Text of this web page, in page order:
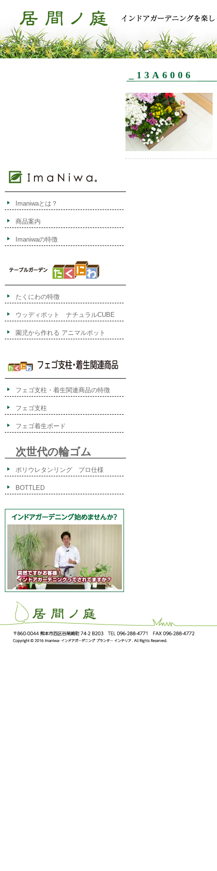
_13A6006
Imaniwaとは？
商品案内
Imaniwaの特徴
たくにわの特徴
ウッディポット ナチュラルCUBE
園児から作れる アニマルポット
フェゴ支柱・着生関連商品の特徴
フェゴ支柱
フェゴ着生ボード
次世代の輪ゴム
ポリウレタンリング プロ仕様
BOTTLED
ImaNiwa